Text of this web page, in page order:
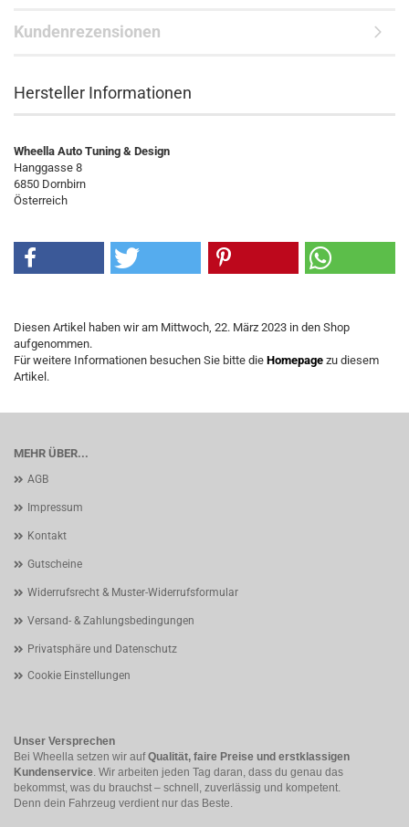
Kundenrezensionen
Hersteller Informationen
Wheella Auto Tuning & Design
Hanggasse 8
6850 Dornbirn
Österreich
Diesen Artikel haben wir am Mittwoch, 22. März 2023 in den Shop
aufgenommen.
Für weitere Informationen besuchen Sie bitte die Homepage zu diesem
Artikel.
MEHR ÜBER...
AGB
Impressum
Kontakt
Gutscheine
Widerrufsrecht & Muster-Widerrufsformular
Versand- & Zahlungsbedingungen
Privatsphäre und Datenschutz
Cookie Einstellungen
Unser Versprechen
Bei Wheella setzen wir aufQualität, faire Preise und erstklassigen
Kundenservice. Wir arbeiten jeden Tag daran, dass du genau das
bekommst, was du brauchst – schnell, zuverlässig und kompetent.
Denn dein Fahrzeug verdient nur das Beste.